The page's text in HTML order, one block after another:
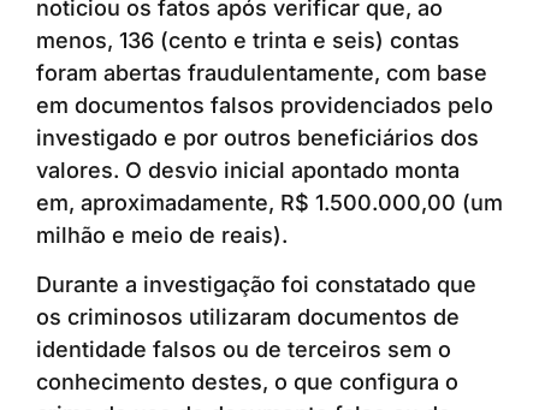
noticiou os fatos após verificar que, ao
menos, 136 (cento e trinta e seis) contas
foram abertas fraudulentamente, com base
em documentos falsos providenciados pelo
investigado e por outros beneficiários dos
valores. O desvio inicial apontado monta
em, aproximadamente, R$ 1.500.000,00 (um
milhão e meio de reais).
Durante a investigação foi constatado que
os criminosos utilizaram documentos de
identidade falsos ou de terceiros sem o
conhecimento destes, o que configura o